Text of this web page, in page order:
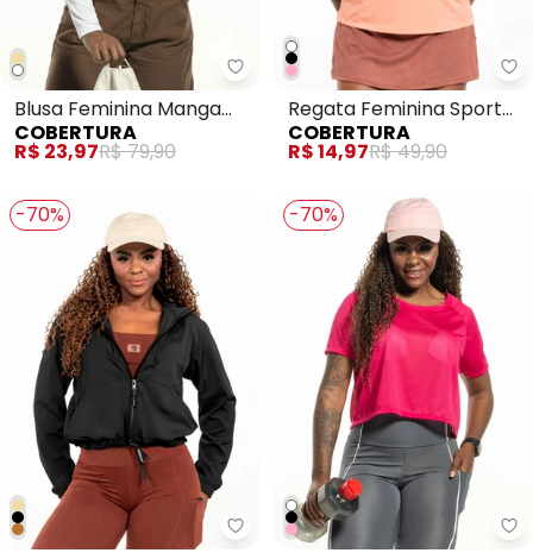
Blusa Feminina Manga
Longa Branco
COBERTURA
R$ 23,97R$ 79,90
Regata Feminina Sport
Rosa
COBERTURA
R$ 14,97R$ 49,90
-70%
Cobertura - Corta Vento
-70%